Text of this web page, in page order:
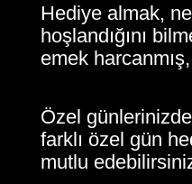
Hediye almak,
hoşlandığını
emek
Özel
farklı özel gün
mutlu